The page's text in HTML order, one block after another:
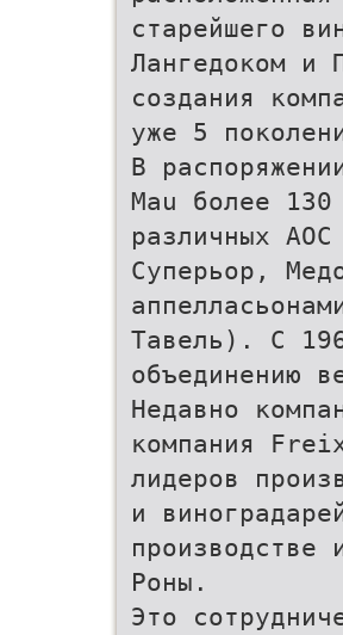
старейшего
Лангедоком и
создания
уже 5
В
Mau более
различных
Суперьор,
Тавель). С
объединению
Недавно
компания
лидеров
и
производстве
Роны.
Это